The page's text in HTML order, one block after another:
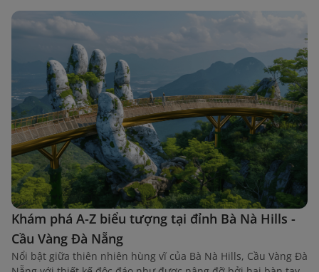
Khám phá A-Z biểu tượng tại đỉnh Bà Nà Hills -
Cầu Vàng Đà Nẵng
Nổi bật giữa thiên nhiên hùng vĩ của Bà Nà Hills, Cầu Vàng Đà